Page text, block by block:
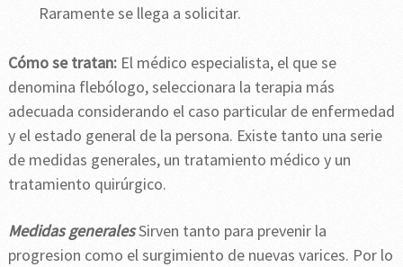
Raramente se llega a solicitar.
Cómo se tratan:El médico especialista, el que se
denomina flebólogo, seleccionara la terapia más
adecuada considerando el caso particular de enfermedad
y el estado general de la persona. Existe tanto una serie
de medidas generales, un tratamiento médico y un
tratamiento quirúrgico.
Medidas generalesSirven tanto para prevenir la
progresion como el surgimiento de nuevas varices. Por lo